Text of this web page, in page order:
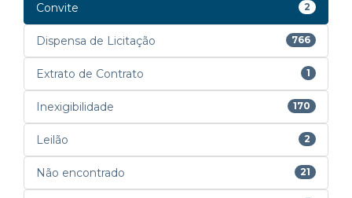
Convite 2
Dispensa de Licitação 766
Extrato de Contrato 1
Inexigibilidade 170
Leilão 2
Não encontrado 21